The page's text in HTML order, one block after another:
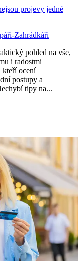
projevy jedné
Zahrádkáři
pohled na vše,
i radostmi
kteří ocení
postupy a
tipy na...